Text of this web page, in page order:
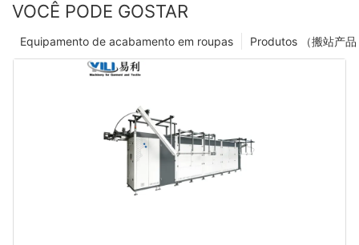
VOCÊ PODE GOSTAR
Equipamento de acabamento em roupas